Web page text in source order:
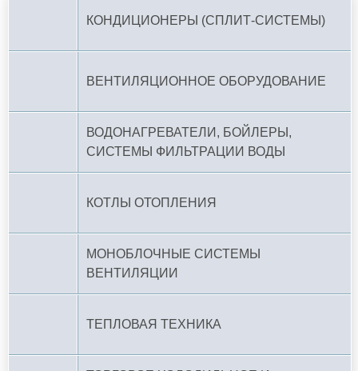
КОНДИЦИОНЕРЫ (СПЛИТ-СИСТЕМЫ)
ВЕНТИЛЯЦИОННОЕ ОБОРУДОВАНИЕ
ВОДОНАГРЕВАТЕЛИ, БОЙЛЕРЫ,
СИСТЕМЫ ФИЛЬТРАЦИИ ВОДЫ
КОТЛЫ ОТОПЛЕНИЯ
МОНОБЛОЧНЫЕ СИСТЕМЫ
ВЕНТИЛЯЦИИ
ТЕПЛОВАЯ ТЕХНИКА